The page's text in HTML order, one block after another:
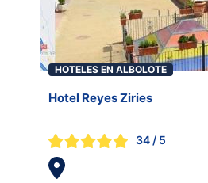
HOTELES EN ALBOLOTE
Hotel Reyes Ziries
34 / 5